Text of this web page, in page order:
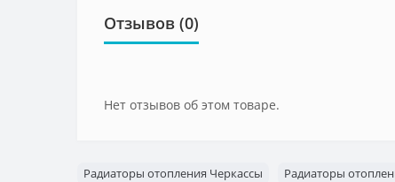
Отзывов (0)
Нет отзывов об этом товаре.
Радиаторы отопления Черкассы Радиаторы